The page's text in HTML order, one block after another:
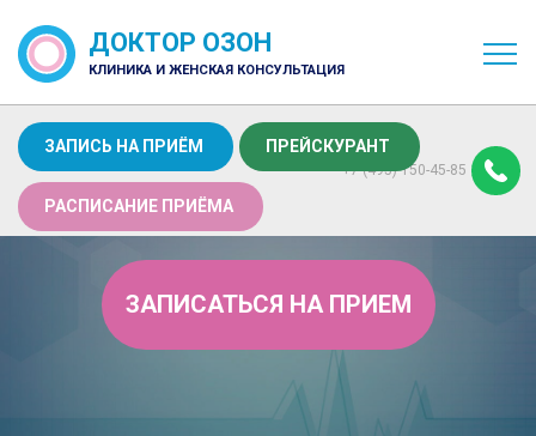
ДОКТОР ОЗОН
КЛИНИКА И ЖЕНСКАЯ КОНСУЛЬТАЦИЯ
ЗАПИСЬ НА ПРИЁМ
РАСПИСАНИЕ ПРИЁМА
ПРЕЙСКУРАНТ
+7 (495) 150-45-85
ЗАПИСАТЬСЯ НА ПРИЕМ